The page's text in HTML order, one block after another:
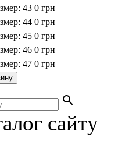
43 0 грн
44 0 грн
45 0 грн
46 0 грн
47 0 грн
search
сайту